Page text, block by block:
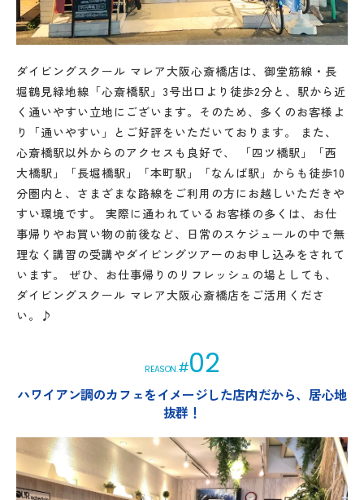
ダイビングスクール マレア大阪心斎橋店は、御堂筋線・長
堀鶴見緑地線「心斎橋駅」3号出口より徒歩2分と、駅から近
く通いやすい立地にございます。そのため、多くのお客様よ
り「通いやすい」とご好評をいただいております。 また、
心斎橋駅以外からのアクセスも良好で、 「四ツ橋駅」「西
大橋駅」「長堀橋駅」「本町駅」「なんば駅」からも徒歩10
分圏内と、さまざまな路線をご利用の方にお越しいただきや
すい環境です。 実際に通われているお客様の多くは、お仕
事帰りやお買い物の前後など、日常のスケジュールの中で無
理なく講習の受講やダイビングツアーのお申し込みをされて
います。 ぜひ、お仕事帰りのリフレッシュの場としても、
ダイビングスクール マレア大阪心斎橋店をご活用くださ
い。♪
REASON.#02
ハワイアン調のカフェをイメージした店内だから、居心地
抜群！